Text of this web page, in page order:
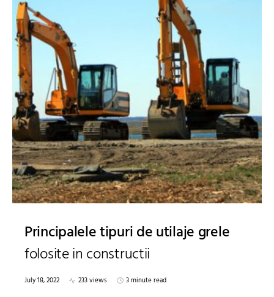
Principalele tipuri de utilaje grele
folosite in constructii
July 18, 2022 233 views
3 minute read